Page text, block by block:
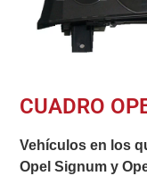
CUADRO
Vehículos en los
Opel Signum y